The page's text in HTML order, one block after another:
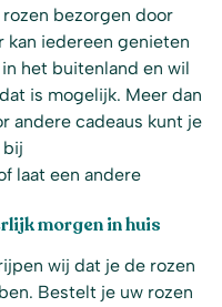
bezorgen door
kan iedereen genieten
het buitenland en wil
is mogelijk. Meer dan
andere cadeaus kunt je
bij
laat een andere
morgen in huis
wij dat je de rozen
Bestelt je uw rozen